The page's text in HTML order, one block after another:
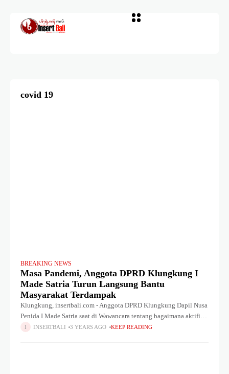
covid 19
BREAKING NEWS
Masa Pandemi, Anggota DPRD Klungkung I
Made Satria Turun Langsung Bantu
Masyarakat Terdampak
Klungkung, insertbali.com - Anggota DPRD Klungkung Dapil Nusa
Penida I Made Satria saat di Wawancara tentang bagaimana aktifitas
selama masa Pandemi Covid-19 melanda. Ia menjelaskan Pandemi
INSERTBALI 3 YEARS AGO KEEP READING